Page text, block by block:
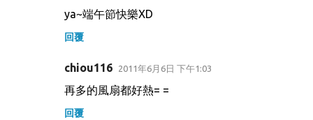
ya~端午節快樂XD
回覆
chiou116 2011年6月6日 下午1:03
再多的風扇都好熱= =
回覆